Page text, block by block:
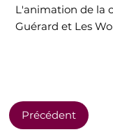
L'animation de la
Guérard et Les
Précédent